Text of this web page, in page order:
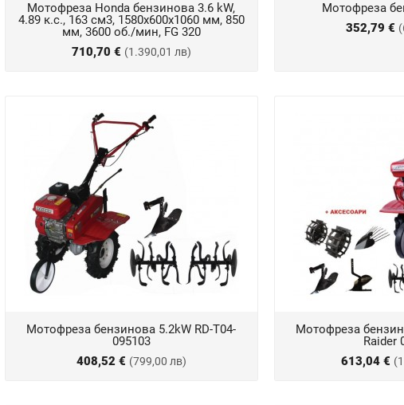
Мотофреза Honda бензинова 3.6 kW,
4.89 к.с., 163 см3, 1580x600x1060 мм, 850
мм, 3600 об./мин, FG 320
710,70 € (1.390,01 лв)
Мотофреза
352,79 €
Мотофреза бензинова 5.2kW RD-T04-
095103
408,52 € (799,00 лв)
Мотофреза
Raider
613,04 €